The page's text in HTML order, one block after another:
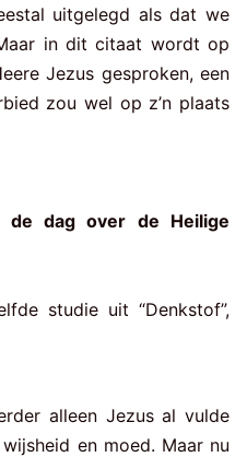
uitgelegd als dat we
in dit citaat wordt op
Jezus gesproken, een
zou wel op z’n plaats
de dag over de Heilige
studie uit “Denkstof”,
alleen Jezus al vulde
en moed. Maar nu